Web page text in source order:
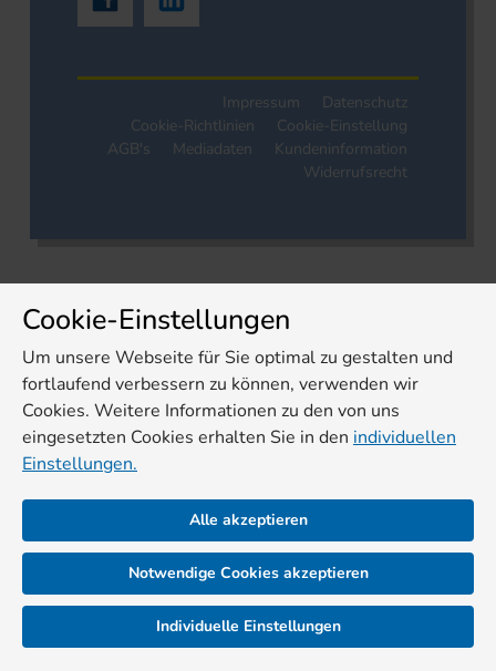
Impressum
Datenschutz
Cookie-Richtlinien
Cookie-Einstellung
AGB's
Mediadaten
Kundeninformation
Widerrufsrecht
Cookie-Einstellungen
Um unsere Webseite für Sie optimal zu gestalten und
fortlaufend verbessern zu können, verwenden wir
Cookies. Weitere Informationen zu den von uns
eingesetzten Cookies erhalten Sie in den individuellen
Einstellungen.
Alle akzeptieren
Notwendige Cookies akzeptieren
Individuelle Einstellungen